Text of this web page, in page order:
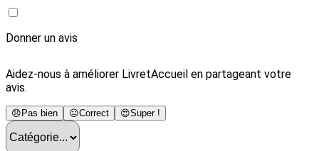
Donner un avis
Aidez-nous à améliorer LivretAccueil en partageant votre
avis.
😞 Pas bien 😐Correct 😍Super !